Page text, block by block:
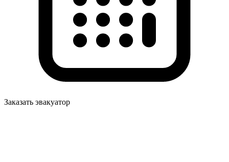
Заказать эвакуатор